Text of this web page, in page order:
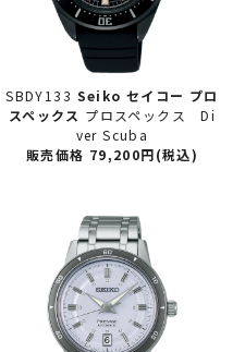
SBDY133 Seiko セイコー プロ
スペックス プロスペックス Di
ver Scuba
販売価格 79,200円(税込)